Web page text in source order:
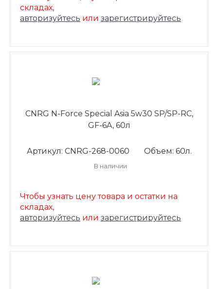
складах,
авторизуйтесь или зарегистрируйтесь
CNRG N-Force Special Asia 5w30 SP/SP-RC,
GF-6A, 60л
Артикул: CNRG-268-0060 Объем: 60л.
В наличии
Чтобы узнать цену товара и остатки на
складах,
авторизуйтесь или зарегистрируйтесь